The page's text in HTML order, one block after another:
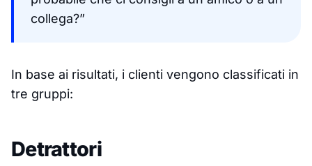
collega?”
In base ai risultati, i clienti vengono classificati in
tre gruppi:
Detrattori